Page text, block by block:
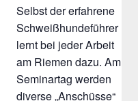
Selbst der erfahrene
Schweißhundeführer
lernt bei jeder Arbeit
am Riemen dazu. Am
Seminartag werden
diverse „Anschüsse“